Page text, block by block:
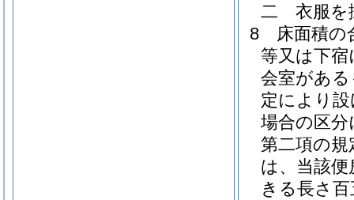
二
衣服を
8
床面積の
等又は下
会室があ
定により
場合の区分
第二項の
は、当該便
きる長さ